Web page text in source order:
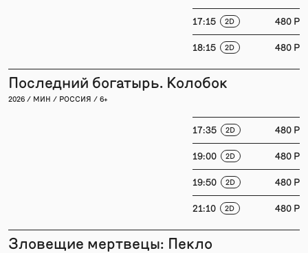
17:15 2D 480 P
18:15 2D 480 P
Последний богатырь. Колобок
2026 / МИН / РОССИЯ / 6+
17:35 2D 480 P
19:00 2D 480 P
19:50 2D 480 P
21:10 2D 480 P
Зловещие мертвецы: Пекло